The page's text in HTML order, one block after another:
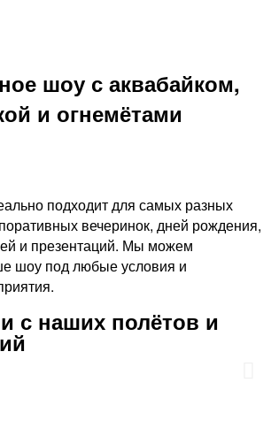
шоу с аквабайком,
и огнемётами
подходит для самых разных
вечеринок, дней рождения,
и презентаций. Мы можем
шоу под любые условия и
с наших полётов и